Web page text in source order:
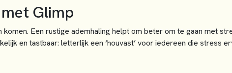
Glimp
Een rustige ademhaling helpt om beter om te gaan met
en tastbaar: letterlijk een ‘houvast’ voor iedereen die stress